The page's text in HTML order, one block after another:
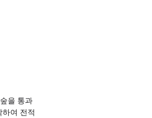
을 통과
여 전적